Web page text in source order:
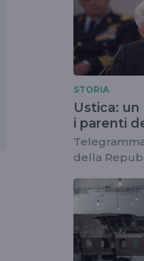
STORIA
Ustica:
i parenti
della